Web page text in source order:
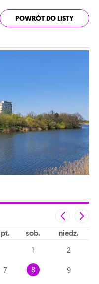
POWRÓT DO LISTY
pt sob niedz
1 2
7 8 9